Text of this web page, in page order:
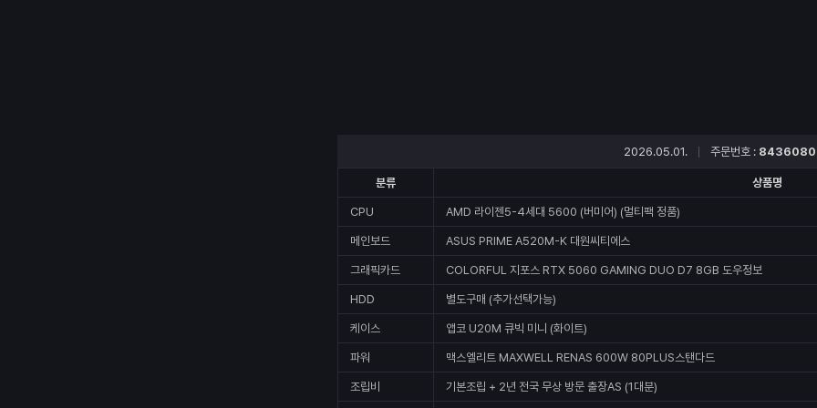
2026.05.01. 주문번호 : 8436080
분류 상품명
CPU AMD 라이젠5-4세대 5600 (버미어) (멀티팩 정품)
메인보드 ASUS PRIME A520M-K 대원씨티에스
그래픽카드 COLORFUL 지포스 RTX 5060 GAMING DUO D7 8GB 도우정보
HDD 별도구매 (추가선택가능)
케이스 앱코 U20M 큐빅 미니 (화이트)
파워 맥스엘리트 MAXWELL RENAS 600W 80PLUS스탠다드
조립비 기본조립 + 2년 전국 무상 방문 출장AS (1대분)